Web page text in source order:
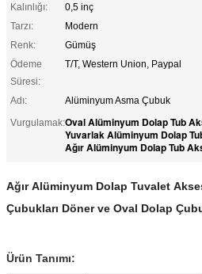
Kalınlığı:
0,5 inç
Tarzı:
Modern
Renk:
Gümüş
Ödeme
Süresi:
T/T, Western Union, Paypal
Adı:
Alüminyum Asma Çubuk
Vurgulamak:Oval Alüminyum Dolap Tub
Yuvarlak Alüminyum Dolap
Ağır Alüminyum Dolap Tub
Ağır Alüminyum Dolap Tuvalet
Çubukları Döner ve Oval Dolap
Ürün Tanımı: